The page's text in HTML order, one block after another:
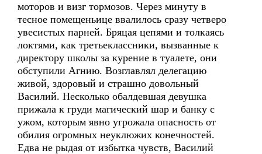
моторов и визг тормозов. Через минуту в
тесное помещеньице ввалилось сразу четверо
увесистых парней. Бряцая цепями и толкаясь
локтями, как третьеклассники, вызванные к
директору школы за курение в туалете, они
обступили Агнию. Возглавлял делегацию
живой, здоровый и страшно довольный
Василий. Несколько обалдевшая девушка
прижала к груди магический шар и банку с
ужом, которым явно угрожала опасность от
обилия огромных неуклюжих конечностей.
Едва не рыдая от избытка чувств, Василий